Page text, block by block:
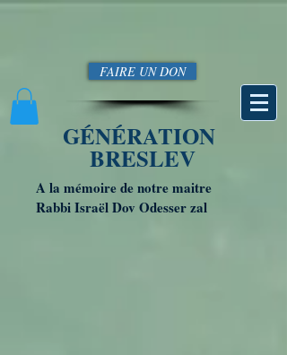
FAIRE UN DON
GÉNÉRATION
BRESLEV
A la mémoire de notre maitre
Rabbi Israël Dov Odesser zal